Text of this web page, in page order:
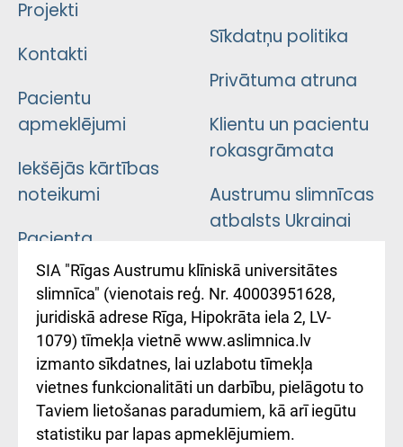
Projekti
Kontakti
Pacientu
apmeklējumi
Iekšējās kārtības
noteikumi
Pacienta
atsauksmju/sūdzību
iesniegšanas
kārtība
Kā pie mums nokļūt
Rēķinu apmaksas
ceļvedis
Sīkdatņu politika
Privātuma atruna
Klientu un pacientu
rokasgrāmata
Austrumu slimnīcas
atbalsts Ukrainai
Підтримка Східної
лікарні та співпраця з
Україною
SIA "Rīgas Austrumu klīniskā universitātes
slimnīca" (vienotais reģ. Nr. 40003951628,
juridiskā adrese Rīga, Hipokrāta iela 2, LV-
1079) tīmekļa vietnē www.aslimnica.lv
izmanto sīkdatnes, lai uzlabotu tīmekļa
vietnes funkcionalitāti un darbību, pielāgotu to
Taviem lietošanas paradumiem, kā arī iegūtu
statistiku par lapas apmeklējumiem.